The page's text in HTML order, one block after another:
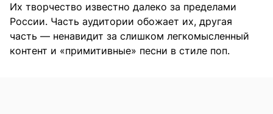
Их творчество известно далеко за пределами
России. Часть аудитории обожает их, другая
часть — ненавидит за слишком легкомысленный
контент и «примитивные» песни в стиле поп.